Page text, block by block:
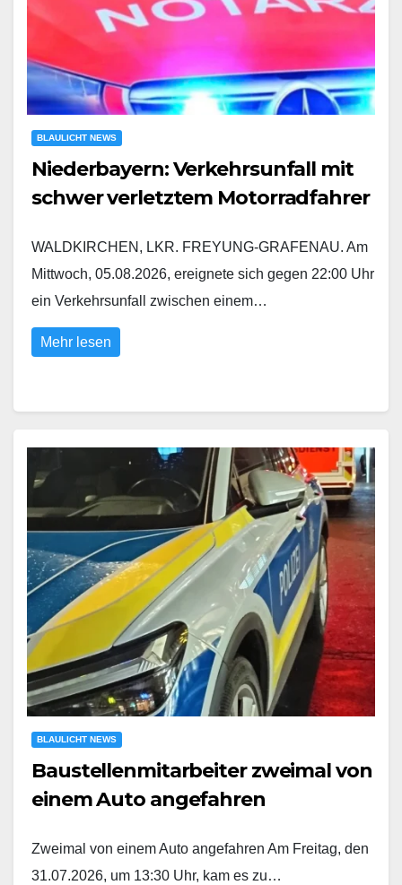
BLAULICHT NEWS
Niederbayern: Verkehrsunfall mit
schwer verletztem Motorradfahrer
WALDKIRCHEN, LKR. FREYUNG-GRAFENAU. Am
Mittwoch, 05.08.2026, ereignete sich gegen 22:00 Uhr
ein Verkehrsunfall zwischen einem…
Mehr lesen
BLAULICHT NEWS
Baustellenmitarbeiter zweimal von
einem Auto angefahren
Zweimal von einem Auto angefahren Am Freitag, den
31.07.2026, um 13:30 Uhr, kam es zu…